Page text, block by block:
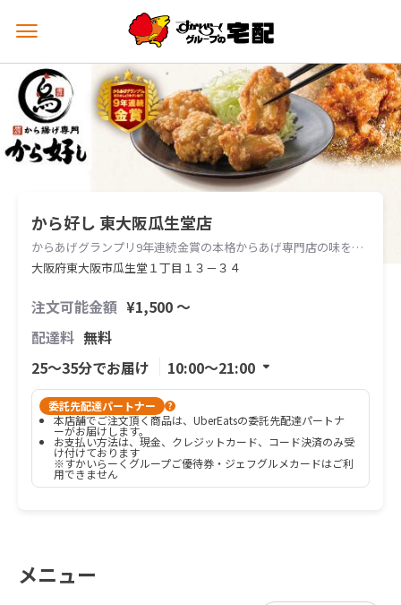
メ
ュ
ー
を
開
く
から好し 東大阪瓜生堂店
からあげグランプリ9年連続金賞の本格からあげ専門店の味をお届けします。
大阪府東大阪市瓜生堂１丁目１３－３４
注文可能金額 ¥1,500 〜
配達料 無料
25〜35分でお届け
10:00〜21:00
委託先配達パートナー ?
本店舗でご注文頂く商品は、UberEatsの委託先配達パートナ
ーがお届けします。
お支払い方法は、現金、クレジットカード、コード決済のみ受
け付けております
※すかいらーくグループご優待券・ジェフグルメカードはご利
用できません
メニュー